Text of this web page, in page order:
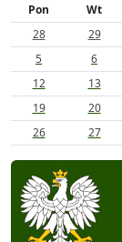
Pon
Wt
28
29
5
6
12
13
19
20
26
27